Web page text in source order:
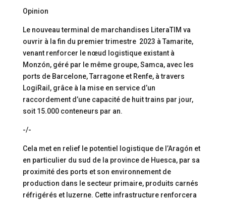
Opinion
Le nouveau terminal de marchandises LiteraTIM va
ouvrir à la fin du premier trimestre 2023 à Tamarite,
venant renforcer le nœud logistique existant à
Monzón, géré par le même groupe, Samca, avec les
ports de Barcelone, Tarragone et Renfe, à travers
LogiRail, grâce à la mise en service d’un
raccordement d’une capacité de huit trains par jour,
soit 15.000 conteneurs par an.
-/-
Cela met en relief le potentiel logistique de l’Aragón et
en particulier du sud de la province de Huesca, par sa
proximité des ports et son environnement de
production dans le secteur primaire, produits carnés
réfrigérés et luzerne. Cette infrastructure renforcera